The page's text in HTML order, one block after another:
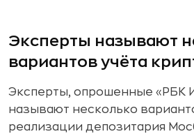
Эксперты называют
вариантов учёта
Эксперты, опрошенные «РБК
называют несколько
реализации депозитария